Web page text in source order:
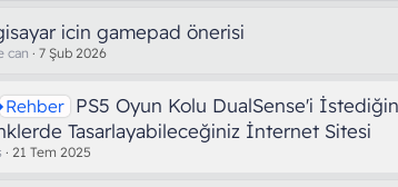
icin gamepad önerisi
can 7 Şub 2026
Rehber PS5 Oyun Kolu DualSense'i
Tasarlayabileceğiniz İnternet Sitesi
21 Tem 2025